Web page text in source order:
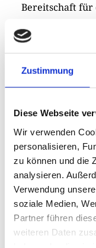
Zustimmung
Diese Webseite
Wir verwenden
personalisieren,
zu können und die
analysieren.
Verwendung
soziale Medien,
Partner führen
weiteren Daten
Bereitschaft für
bedankten sich
ihren
Spenden sowie
konnte der
In